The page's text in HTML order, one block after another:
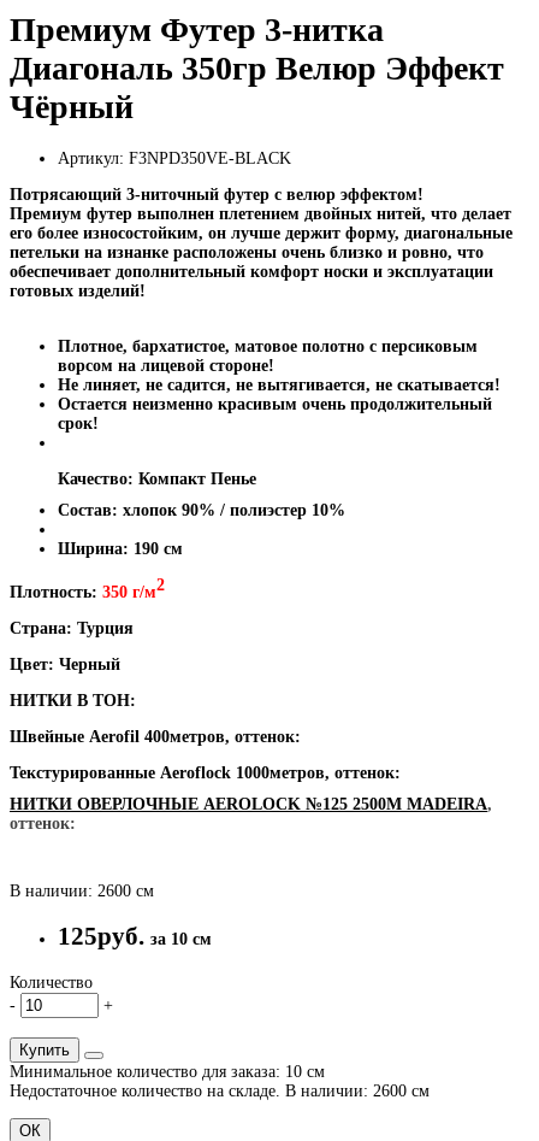
Премиум Футер 3-нитка
Диагональ 350гр Велюр Эффект
Чёрный
Артикул: F3NPD350VE-BLACK
Потрясающий 3-ниточный футер с велюр эффектом!
Премиум футер выполнен плетением двойных нитей, что делает
его более износостойким, он лучше держит форму, диагональные
петельки на изнанке расположены очень близко и ровно, что
обеспечивает дополнительный комфорт носки и эксплуатации
готовых изделий!
Плотное, бархатистое, матовое полотно с персиковым
ворсом на лицевой стороне!
Не линяет, не садится, не вытягивается, не скатывается!
Остается неизменно красивым очень продолжительный
срок!
Качество: Компакт Пенье
Состав: хлопок 90% / полиэстер 10%
Ширина: 190 см
Плотность: 350 г/м2
Страна: Турция
Цвет: Черный
НИТКИ В ТОН:
Швейные Aerofil 400метров, оттенок:
Текстурированные Aeroflock 1000метров, оттенок:
НИТКИ ОВЕРЛОЧНЫЕ AEROLOCK №125 2500М MADEIRA,
оттенок:
В наличии: 2600 см
125руб. за 10 см
Количество
-
+
Купить
Минимальное количество для заказа: 10 см
Недостаточное количество на складе. В наличии: 2600 см
ОК